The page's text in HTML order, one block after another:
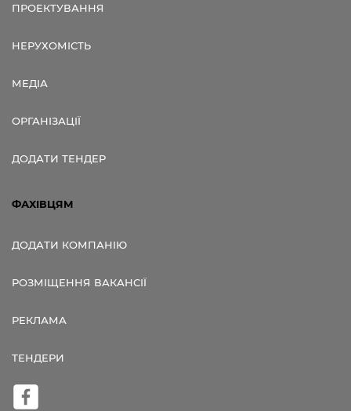
ПРОЕКТУВАННЯ
НЕРУХОМІСТЬ
МЕДІА
ОРГАНІЗАЦІЇ
ДОДАТИ ТЕНДЕР
ФАХІВЦЯМ
ДОДАТИ КОМПАНІЮ
РОЗМІЩЕННЯ ВАКАНСІЇ
РЕКЛАМА
ТЕНДЕРИ